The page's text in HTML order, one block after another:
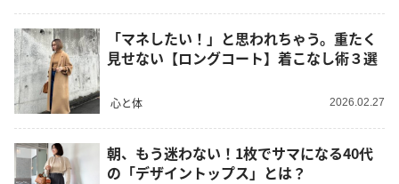
「マネしたい！」と思われちゃう。重たく
見せない【ロングコート】着こなし術３選
心と体 2026.02.27
朝、もう迷わない！1枚でサマになる40代
の「デザイントップス」とは？